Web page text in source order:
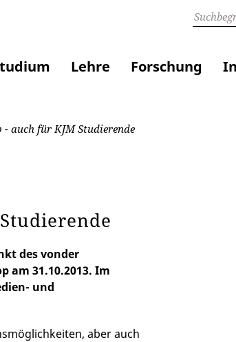
Lehre Forschung
auch für KJM Studierende
des vonder
am 31.10.2013. Im
und
aber auch